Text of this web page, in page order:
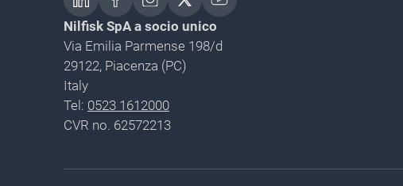
Nilfisk SpA a socio unico
Via Emilia Parmense 198/d
29122, Piacenza (PC)
Italy
Tel: 0523 1612000
CVR no. 62572213